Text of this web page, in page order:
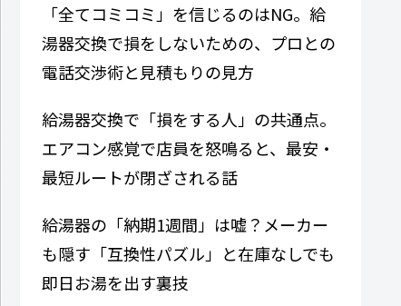
「全てコミコミ」を信じるのはNG。給
湯器交換で損をしないための、プロとの
電話交渉術と見積もりの見方
給湯器交換で「損をする人」の共通点。
エアコン感覚で店員を怒鳴ると、最安・
最短ルートが閉ざされる話
給湯器の「納期1週間」は嘘？メーカー
も隠す「互換性パズル」と在庫なしでも
即日お湯を出す裏技